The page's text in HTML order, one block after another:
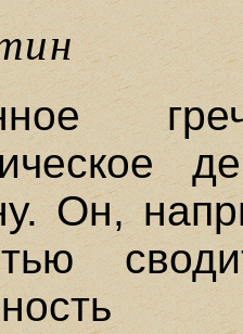
Он,